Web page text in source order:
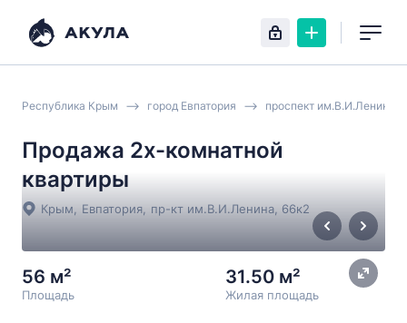
Республика Крым город Евпатория проспект им.В.И.Ленина
Продажа 2х-комнатной
квартиры
Крым, Евпатория, пр-кт им.В.И.Ленина, 66к2
56 м²
Площадь
31.50 м²
Жилая площадь